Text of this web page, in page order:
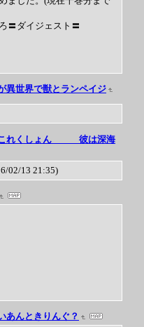
〓ダイジェスト〓
異世界で獣とランペイジ
れくしょん 彼は深海
02/13 21:35)
あんときりんぐ？